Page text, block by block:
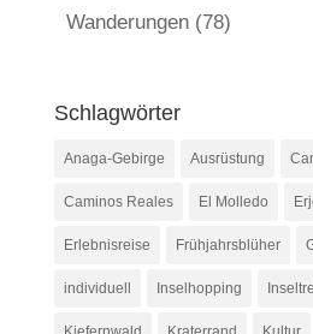
Wanderungen(78)
Schlagwörter
Anaga-Gebirge Ausrüstung
Caminos Reales El Molledo
Erlebnisreise Frühjahrsblüher
individuell Inselhopping